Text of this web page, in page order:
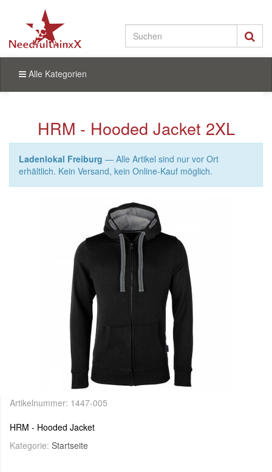
Alle Kategorien
HRM - Hooded Jacket 2XL
Ladenlokal Freiburg — Alle Artikel sind nur vor Ort
erhältlich. Kein Versand, kein Online-Kauf möglich.
Artikelnummer: 1447-005
HRM - Hooded Jacket
Kategorie: Startseite